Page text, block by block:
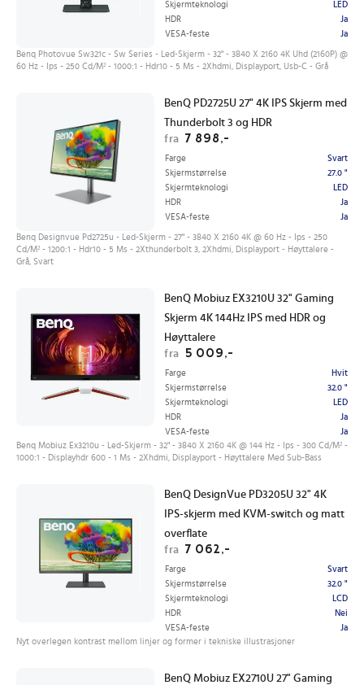
Skjermteknologi
LED
HDR
Ja
VESA-feste
Ja
Benq Photovue Sw321c - Sw Series - Led-Skjerm - 32" - 3840 X 2160 4K Uhd (2160P) @
60 Hz - Ips - 250 Cd/M² - 1000:1 - Hdr10 - 5 Ms - 2Xhdmi, Displayport, Usb-C - Grå
BenQ PD2725U 27" 4K IPS Skjerm med
Thunderbolt 3 og HDR
fra 7 898,-
Farge
Svart
Skjermstørrelse
27.0 "
Skjermteknologi
LED
HDR
Ja
VESA-feste
Ja
Benq Designvue Pd2725u - Led-Skjerm - 27" - 3840 X 2160 4K @ 60 Hz - Ips - 250
Cd/M² - 1200:1 - Hdr10 - 5 Ms - 2Xthunderbolt 3, 2Xhdmi, Displayport - Høyttalere -
Grå, Svart
BenQ Mobiuz EX3210U 32" Gaming
Skjerm 4K 144Hz IPS med HDR og
Høyttalere
fra
5 009,-
Farge
Hvit
Skjermstørrelse
32.0 "
Skjermteknologi
LED
HDR
Ja
VESA-feste
Ja
Benq Mobiuz Ex3210u - Led-Skjerm - 32" - 3840 X 2160 4K @ 144 Hz - Ips - 300 Cd/M² -
1000:1 - Displayhdr 600 - 1 Ms - 2Xhdmi, Displayport - Høyttalere Med Sub-Bass
BenQ DesignVue PD3205U 32" 4K
IPS-skjerm med KVM-switch og matt
overflate
fra 7 062,-
Farge
Svart
Skjermstørrelse
32.0 "
Skjermteknologi
LCD
HDR
Nei
VESA-feste
Ja
Nyt overlegen kontrast mellom linjer og former i tekniske illustrasjoner
BenQ Mobiuz EX2710U 27" Gaming